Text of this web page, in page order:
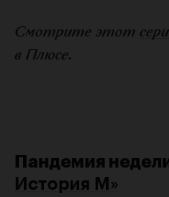
Смотрите этот
в Плюсе.
Пандемия
История М»